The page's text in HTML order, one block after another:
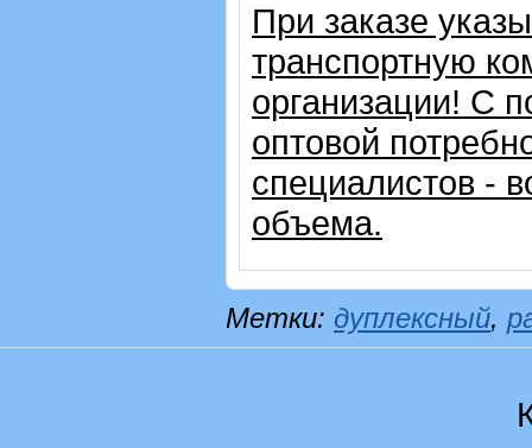
При заказе
транспортную
организации! С
оптовой
специалистов -
объема.
Метки: дуплексный,